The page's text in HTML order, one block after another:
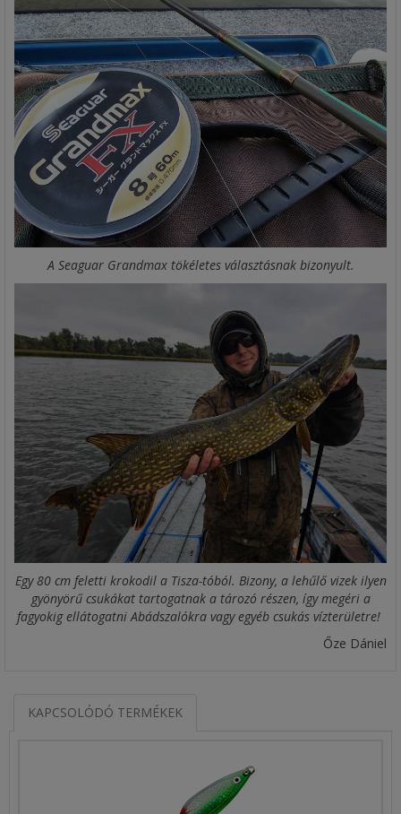
A Seaguar Grandmax tökéletes választásnak bizonyult.
Egy 80 cm feletti krokodil a Tisza-tóból. Bizony, a lehűlő vizek ilyen
gyönyörű csukákat tartogatnak a tározó részen, így megéri a
fagyokig ellátogatni Abádszalókra vagy egyéb csukás vízterületre!
Őze Dániel
KAPCSOLÓDÓ TERMÉKEK